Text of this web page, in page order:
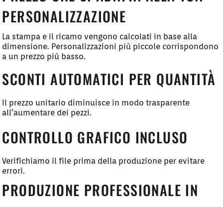
PERSONALIZZAZIONE
La stampa e il ricamo vengono calcolati in base alla
dimensione. Personalizzazioni più piccole corrispondono
a un prezzo più basso.
SCONTI AUTOMATICI PER QUANTITÀ
Il prezzo unitario diminuisce in modo trasparente
all’aumentare dei pezzi.
CONTROLLO GRAFICO INCLUSO
Verifichiamo il file prima della produzione per evitare
errori.
PRODUZIONE PROFESSIONALE IN